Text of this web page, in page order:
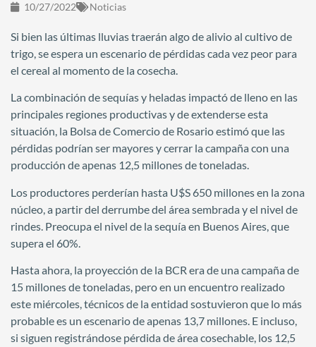
10/27/2022 Noticias
Si bien las últimas lluvias traerán algo de alivio al cultivo de
trigo, se espera un escenario de pérdidas cada vez peor para
el cereal al momento de la cosecha.
La combinación de sequías y heladas impactó de lleno en las
principales regiones productivas y de extenderse esta
situación, la Bolsa de Comercio de Rosario estimó que las
pérdidas podrían ser mayores y cerrar la campaña con una
producción de apenas 12,5 millones de toneladas.
Los productores perderían hasta U$S 650 millones en la zona
núcleo, a partir del derrumbe del área sembrada y el nivel de
rindes. Preocupa el nivel de la sequía en Buenos Aires, que
supera el 60%.
Hasta ahora, la proyección de la BCR era de una campaña de
15 millones de toneladas, pero en un encuentro realizado
este miércoles, técnicos de la entidad sostuvieron que lo más
probable es un escenario de apenas 13,7 millones. E incluso,
si siguen registrándose pérdida de área cosechable, los 12,5